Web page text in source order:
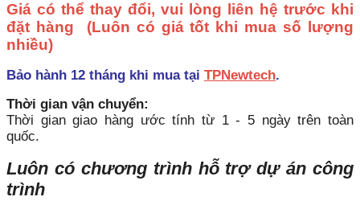
Giá có thể thay đổi, vui lòng liên hệ trước khi
đặt hàng (Luôn có giá tốt khi mua số lượng
nhiều)
Bảo hành 12 tháng khi mua tại TPNewtech.
Thời gian vận chuyển:
Thời gian giao hàng ước tính từ 1 - 5 ngày trên toàn
quốc.
Luôn có chương trình hỗ trợ dự án công
trình